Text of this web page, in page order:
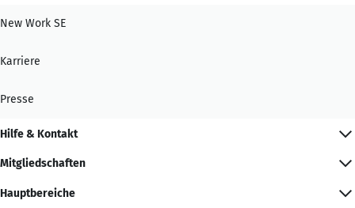
New Work SE
Karriere
Presse
Hilfe & Kontakt
Mitgliedschaften
Hauptbereiche